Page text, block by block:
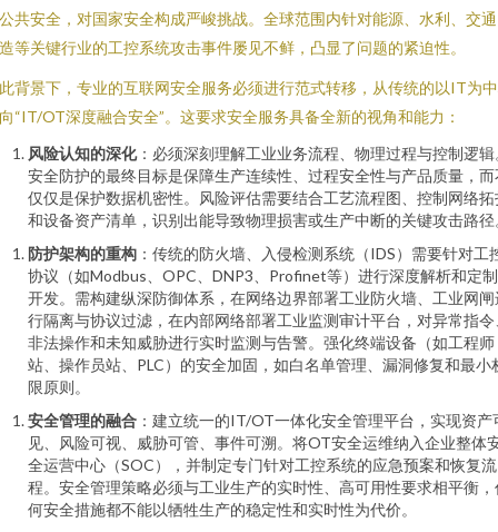
共安全，对国家安全构成严峻挑战。全球范围内针对能源、水利、交
等关键行业的工控系统攻击事件屡见不鲜，凸显了问题的紧迫性。
背景下，专业的互联网安全服务必须进行范式转移，从传统的以IT为
“IT/OT深度融合安全”。这要求安全服务具备全新的视角和能力：
风险认知的深化：必须深刻理解工业业务流程、物理过程与控制逻辑
安全防护的最终目标是保障生产连续性、过程安全性与产品质量，而
仅仅是保护数据机密性。风险评估需要结合工艺流程图、控制网络拓
和设备资产清单，识别出能导致物理损害或生产中断的关键攻击路径
防护架构的重构 ：传统的防火墙、入侵检测系统（IDS）需要针对工
协议（如Modbus、OPC、DNP3、Profinet等）进行深度解析和定
开发。需构建纵深防御体系，在网络边界部署工业防火墙、工业网闸
行隔离与协议过滤，在内部网络部署工业监测审计平台，对异常指令
非法操作和未知威胁进行实时监测与告警。强化终端设备（如工程师
站、操作员站、PLC）的安全加固，如白名单管理、漏洞修复和最小
限原则。
安全管理的融合 ：建立统一的IT/OT一体化安全管理平台，实现资产
见、风险可视、威胁可管、事件可溯。将OT安全运维纳入企业整体
全运营中心（SOC），并制定专门针对工控系统的应急预案和恢复流
程。安全管理策略必须与工业生产的实时性、高可用性要求相平衡，
何安全措施都不能以牺牲生产的稳定性和实时性为代价。